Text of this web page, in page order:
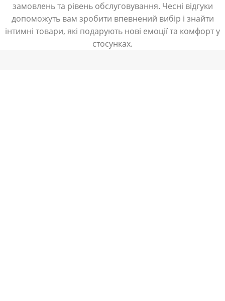
замовлень та рівень обслуговування. Чесні відгуки
допоможуть вам зробити впевнений вибір і знайти
інтимні товари, які подарують нові емоції та комфорт у
стосунках.